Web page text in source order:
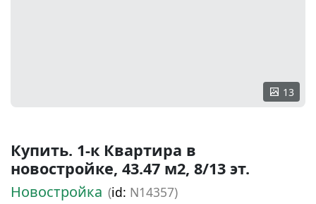
13
Купить. 1-к Квартира в
новостройке, 43.47 м2, 8/13 эт.
Новостройка (id: N14357)